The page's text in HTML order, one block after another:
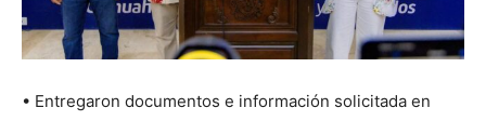
•⁠ ⁠Entregaron documentos e información solicitada en